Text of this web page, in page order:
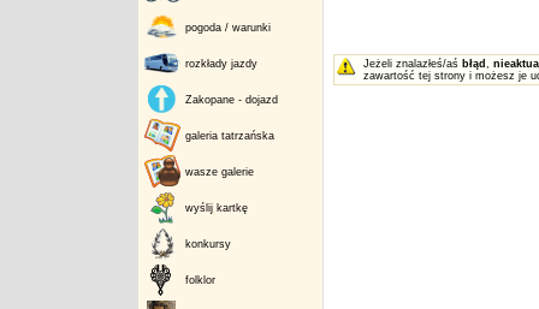
pogoda / warunki
rozkłady jazdy
Zakopane - dojazd
galeria tatrzańska
wasze galerie
wyślij kartkę
konkursy
folklor
Jeżeli znalazłeś/aś błąd ,
zawartość tej strony i możesz je